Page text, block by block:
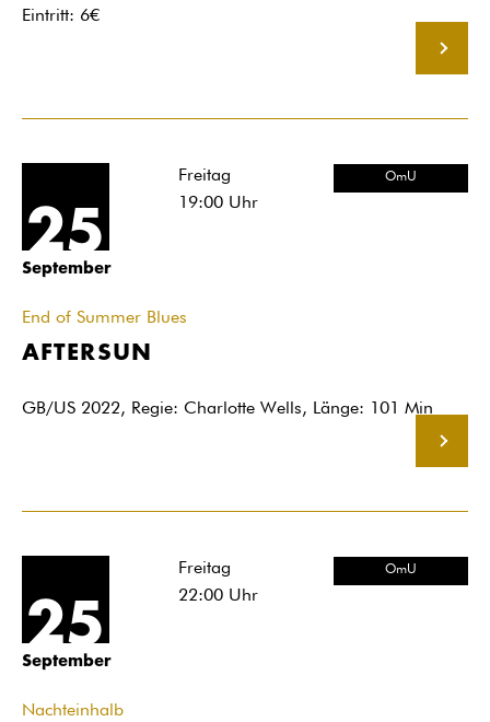
Eintritt: 6€
25
September
Freitag
19:00Uhr
OmU
End of Summer Blues
AFTERSUN
GB/US 2022, Regie: Charlotte Wells, Länge: 101 Min
25
September
Freitag
22:00Uhr
OmU
Nachteinhalb